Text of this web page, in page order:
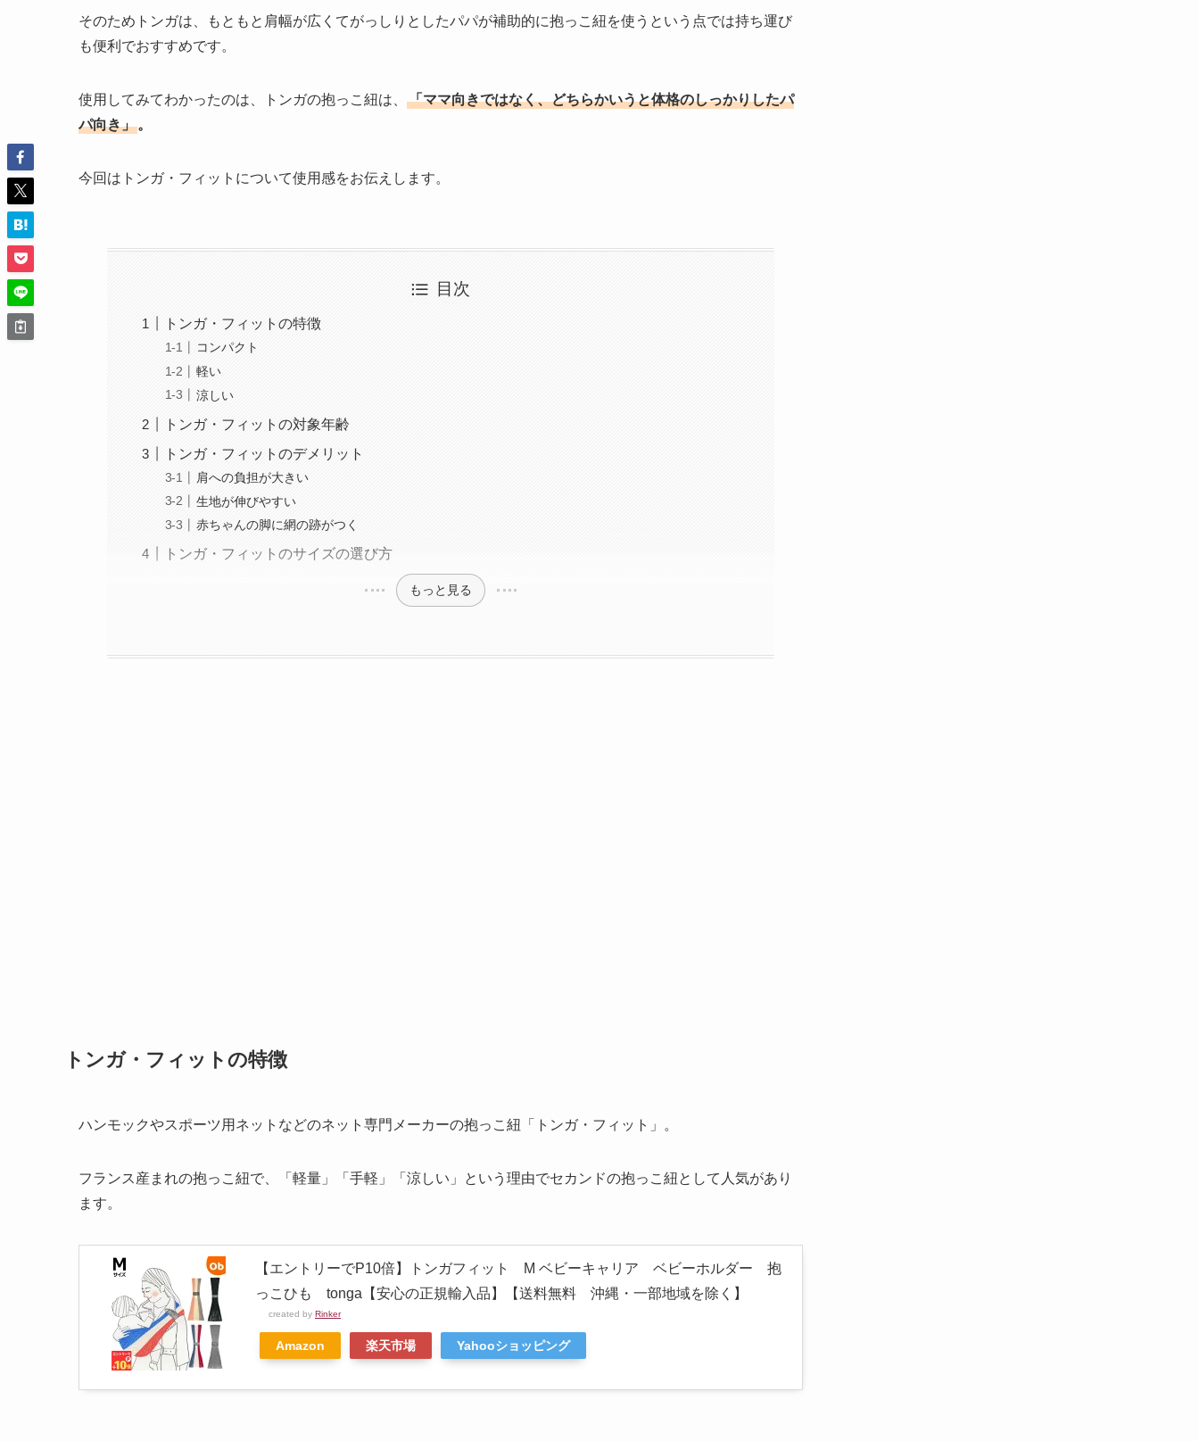
そのためトンガは、もともと肩幅が広くてがっしりとしたパパが補助的に抱っこ紐を使うという点では持ち運び
も便利でおすすめです。
使用してみてわかったのは、トンガの抱っこ紐は、
「ママ向きではなく、どちらかいうと体格のしっかりしたパ
パ向き」。
今回はトンガ・フィットについて使用感をお伝えします。
目次
トンガ・フィットの特徴
コンパクト
軽い
涼しい
トンガ・フィットの対象年齢
トンガ・フィットのデメリット
肩への負担が大きい
生地が伸びやすい
赤ちゃんの脚に網の跡がつく
トンガ・フィットのサイズの選び方
もっと見る
トンガ・フィットの特徴
ハンモックやスポーツ用ネットなどのネット専門メーカーの抱っこ紐「トンガ・フィット」。
フランス産まれの抱っこ紐で、「軽量」「手軽」「涼しい」という理由でセカンドの抱っこ紐として人気があり
ます。
【エントリーでP10倍】トンガフィット M ベビーキャリア ベビーホルダー 抱
っこひも tonga【安心の正規輸入品】【送料無料 沖縄・一部地域を除く】
created by Rinker
Amazon 楽天市場 Yahooショッピング